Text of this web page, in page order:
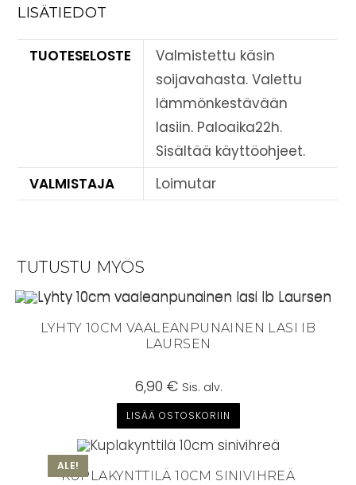
LISÄTIEDOT
TUOTESELOSTE
Valmistettu käsin
soijavahasta. Valettu
lämmönkestävään
lasiin. Paloaika22h.
Sisältää käyttöohjeet.
VALMISTAJA
Loimutar
TUTUSTU MYÖS
LYHTY 10CM VAALEANPUNAINEN LASI IB
LAURSEN
6,90 € Sis. alv.
LISÄÄ OSTOSKORIIN
ALE!
KUPLAKYNTTILÄ 10CM SINIVIHREÄ